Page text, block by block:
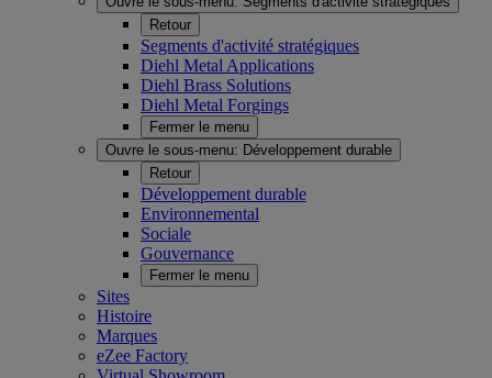
Retour
Segments d'activité stratégiques
Diehl Metal Applications
Diehl Brass Solutions
Diehl Metal Forgings
Fermer le menu
Ouvre le sous-menu: Développement durable
Retour
Développement durable
Environnemental
Sociale
Gouvernance
Fermer le menu
Sites
Histoire
Marques
eZee Factory